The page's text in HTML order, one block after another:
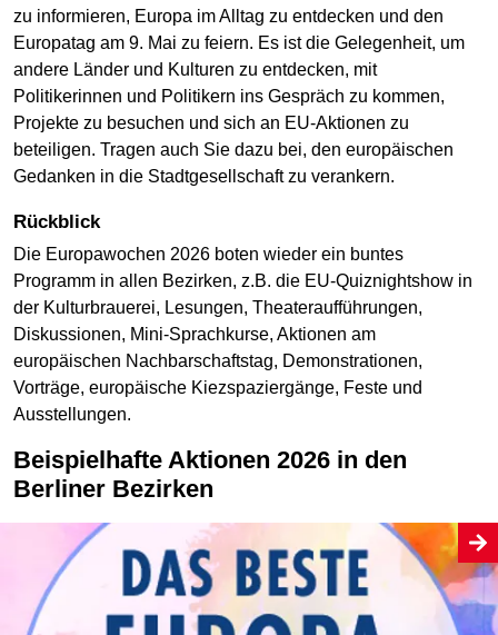
zu informieren, Europa im Alltag zu entdecken und den
Europatag am 9. Mai zu feiern. Es ist die Gelegenheit, um
andere Länder und Kulturen zu entdecken, mit
Politikerinnen und Politikern ins Gespräch zu kommen,
Projekte zu besuchen und sich an EU-Aktionen zu
beteiligen. Tragen auch Sie dazu bei, den europäischen
Gedanken in die Stadtgesellschaft zu verankern.
Rückblick
Die Europawochen 2026 boten wieder ein buntes
Programm in allen Bezirken, z.B. die EU-Quiznightshow in
der Kulturbrauerei, Lesungen, Theateraufführungen,
Diskussionen, Mini-Sprachkurse, Aktionen am
europäischen Nachbarschaftstag, Demonstrationen,
Vorträge, europäische Kiezspaziergänge, Feste und
Ausstellungen.
Beispielhafte Aktionen 2026 in den
Berliner Bezirken